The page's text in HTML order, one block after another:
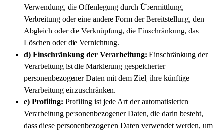
Verwendung, die Offenlegung durch Übermittlung,
Verbreitung oder eine andere Form der Bereitstellung, den
Abgleich oder die Verknüpfung, die Einschränkung, das
Löschen oder die Vernichtung.
d) Einschränkung der Verarbeitung: Einschränkung der
Verarbeitung ist die Markierung gespeicherter
personenbezogener Daten mit dem Ziel, ihre künftige
Verarbeitung einzuschränken.
e) Profiling: Profiling ist jede Art der automatisierten
Verarbeitung personenbezogener Daten, die darin besteht,
dass diese personenbezogenen Daten verwendet werden, um